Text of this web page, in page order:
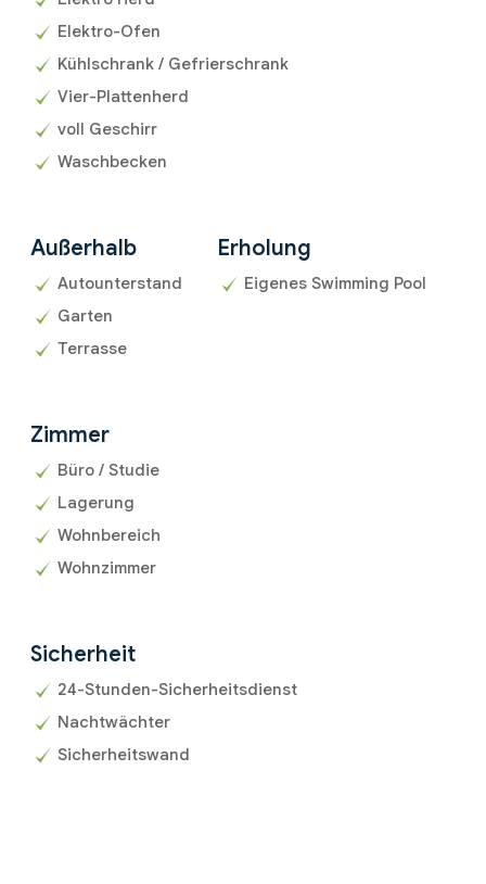
Elektro-Ofen
Kühlschrank / Gefrierschrank
Vier-Plattenherd
voll Geschirr
Waschbecken
Außerhalb
Autounterstand
Garten
Terrasse
Erholung
Eigenes Swimming Pool
Zimmer
Büro / Studie
Lagerung
Wohnbereich
Wohnzimmer
Sicherheit
24-Stunden-Sicherheitsdienst
Nachtwächter
Sicherheitswand